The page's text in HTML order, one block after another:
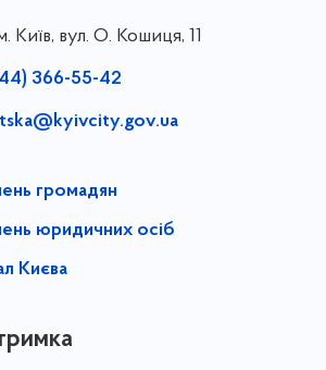
Київ, вул. О. Кошиця, 11
366-55-42
громадян
юридичних осіб
Києва